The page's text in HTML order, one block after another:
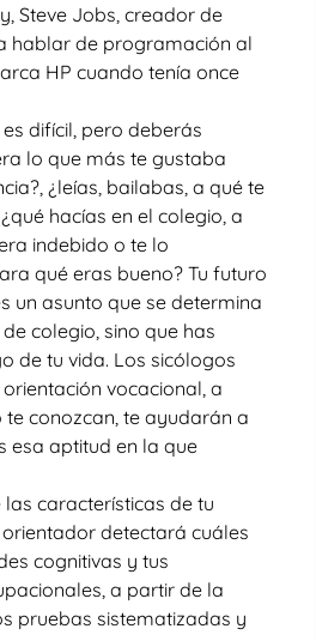
Steve Jobs, creador de
hablar de programación al
HP cuando tenía once
difícil, pero deberás
lo que más te gustaba
¿leías, bailabas, a qué te
hacías en el colegio, a
indebido o te lo
qué eras bueno? Tu futuro
un asunto que se determina
colegio, sino que has
de tu vida. Los sicólogos
vocacional, a
te conozcan, te ayudarán a
esa aptitud en la que
características de tu
detectará cuáles
cognitivas y tus
a partir de la
pruebas sistematizadas y